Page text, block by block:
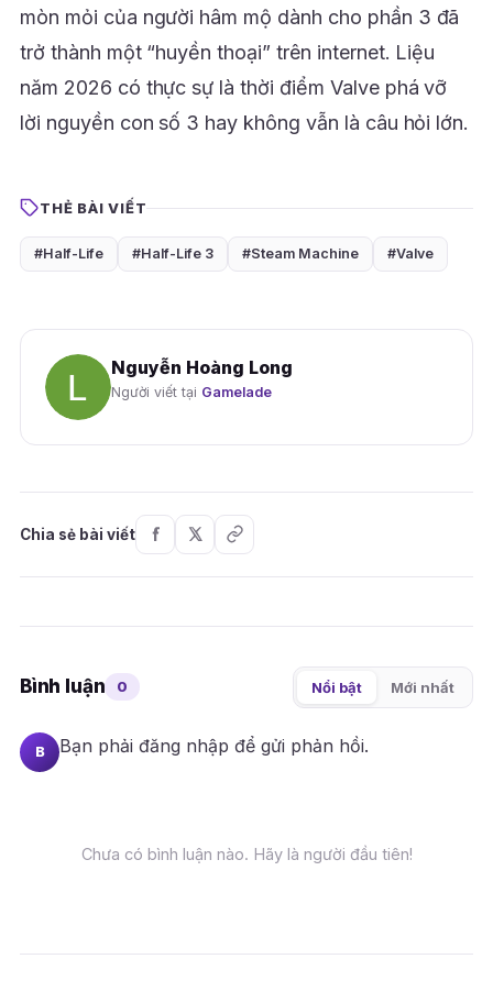
mòn mỏi của người hâm mộ dành cho phần 3 đã
trở thành một “huyền thoại” trên internet. Liệu
năm 2026 có thực sự là thời điểm Valve phá vỡ
lời nguyền con số 3 hay không vẫn là câu hỏi lớn.
THẺ BÀI VIẾT
#Half-Life #Half-Life 3 #Steam Machine #Valve
Nguyễn Hoàng Long
Người viết tại Gamelade
Chia sẻ bài viết
Bình luận 0 Nổi bật Mới nhất
B Bạn phải đăng nhập để gửi phản hồi.
Chưa có bình luận nào. Hãy là người đầu tiên!